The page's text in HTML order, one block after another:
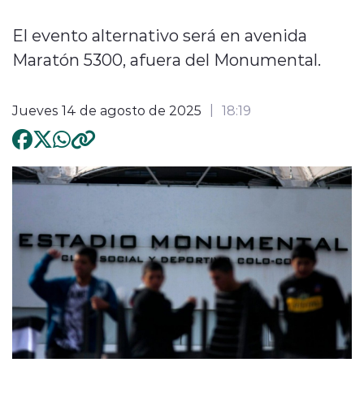
El evento alternativo será en avenida
Maratón 5300, afuera del Monumental.
Jueves 14 de agosto de 2025 18:19